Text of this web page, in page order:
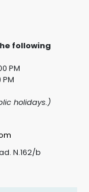
following
PM
holidays.)
N.162/b